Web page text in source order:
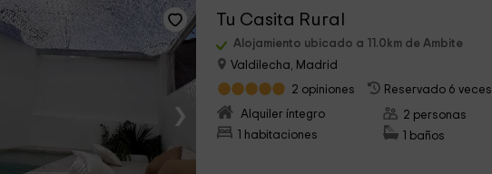
›
Tu Casita Rural
Alojamiento ubicado a 11.0km de Ambite
Valdilecha, Madrid
2 opiniones
Reservado 6 veces
Alquiler íntegro
1 habitaciones
2 personas
1 baños